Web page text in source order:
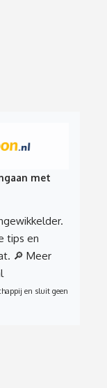
met
tips en
🔎 Meer
en sluit geen